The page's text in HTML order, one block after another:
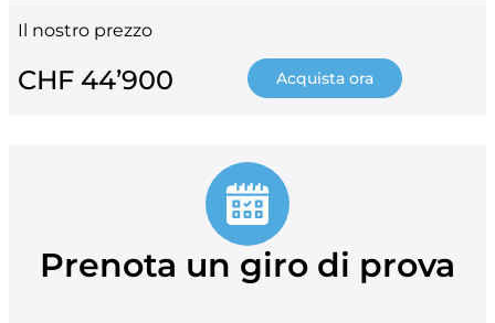
Il nostro prezzo
CHF 44’900 Acquista ora
Prenota un giro di prova